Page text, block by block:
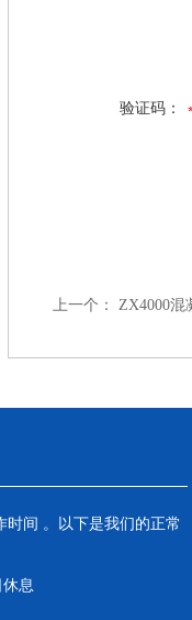
验证码：
上一个： ZX4000混
时间 。以下是我们的正常
息